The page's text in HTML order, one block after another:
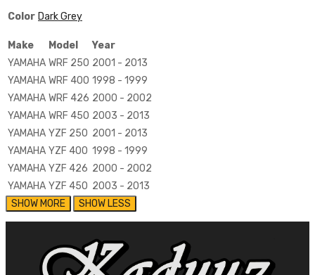
Color Dark Grey
Make Model
Year
YAMAHA WRF 250 2001 - 2013
YAMAHA WRF 400 1998 - 1999
YAMAHA WRF 426 2000 - 2002
YAMAHA WRF 450 2003 - 2013
YAMAHA YZF 250 2001 - 2013
YAMAHA YZF 400 1998 - 1999
YAMAHA YZF 426 2000 - 2002
YAMAHA YZF 450 2003 - 2013